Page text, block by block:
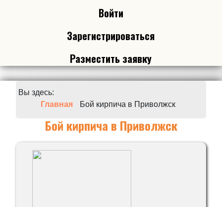
Войти
Зарегистрироваться
Разместить заявку
Вы здесь:
Главная
Бой кирпича в Приволжск
Бой кирпича в Приволжск